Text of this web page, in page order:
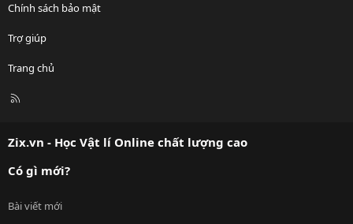
Chính sách bảo mật
Trợ giúp
Trang chủ
R
Zix.vn - Học Vật lí Online chất lượng cao
Có gì mới?
Bài viết mới